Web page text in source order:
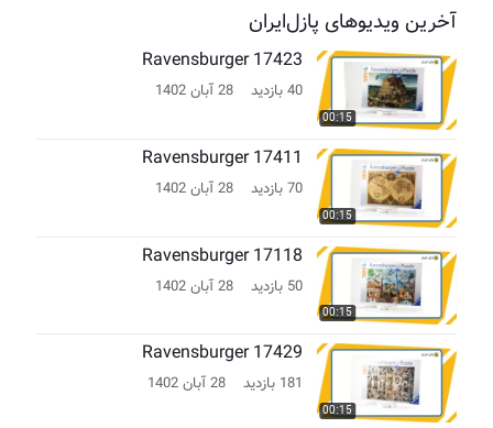
آخرین ویدیوهای پازل‌ایران
00:15
Ravensburger 17423
40 بازدید 28 آبان 1402
00:15
Ravensburger 17411
70 بازدید 28 آبان 1402
00:15
Ravensburger 17118
50 بازدید 28 آبان 1402
00:15
Ravensburger 17429
181 بازدید 28 آبان 1402